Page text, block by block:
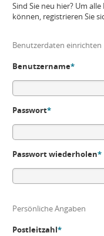
Sind Sie neu hier? Um
können, registrieren Sie
Benutzerdaten einrichten
Benutzername*
Passwort*
Passwort wiederholen*
Persönliche Angaben
Postleitzahl*